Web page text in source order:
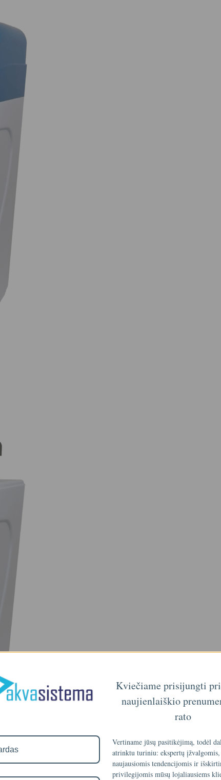
Kviečiame prisijungti
naujienlaiškio
rato
Vertiname jūsų pasitikėjimą, todėl
atrinktu turiniu: ekspertų įžvalgomis,
naujausiomis tendencijomis ir
privilegijomis mūsų lojaliausiems